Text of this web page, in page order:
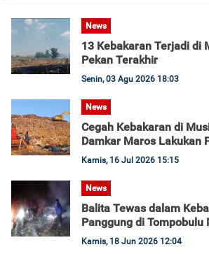
News
13 Kebakaran Terjadi di
Pekan Terakhir
Senin, 03 Agu 2026 18:03
News
Cegah Kebakaran di
Damkar Maros Lakukan
Kamis, 16 Jul 2026 15:15
News
Balita Tewas dalam
Panggung di Tompobulu
Kamis, 18 Jun 2026 12:04